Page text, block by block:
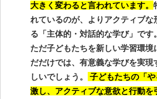
大きく変わると言われています。
れているのが、よりアクティブな
る「主体的・対話的な学び」です
ただ子どもたちを新しい学習環境
だだけでは、有意義な学びを実現
しいでしょう。
子どもたちの「や
激し、アクティブな意欲と行動を